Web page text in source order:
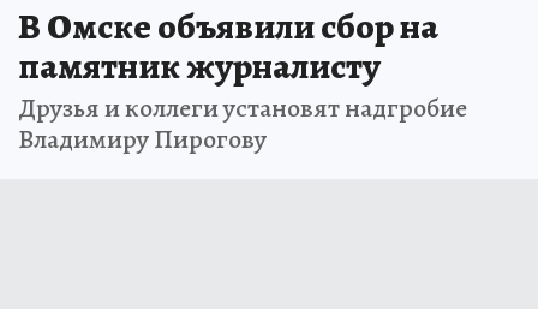
В Омске объявили сбор на
памятник журналисту
Друзья и коллеги установят надгробие
Владимиру Пирогову